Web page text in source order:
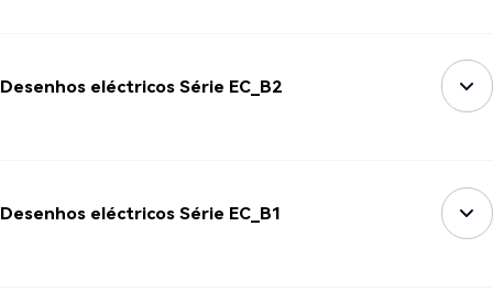
Desenhos eléctricos Série EC_B2
Desenhos eléctricos Série EC_B1